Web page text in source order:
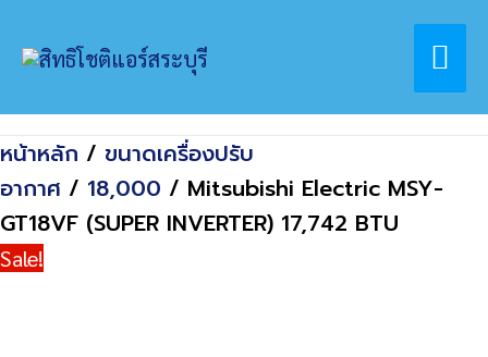
Home
สินค้า
Mitsubishi Electric MSY-GT18VF (SUPER
หน้าหลัก / ขนาดเครื่องปรับ
อากาศ / 18,000 / Mitsubishi Electric MSY-
GT18VF (SUPER INVERTER) 17,742 BTU
Sale!